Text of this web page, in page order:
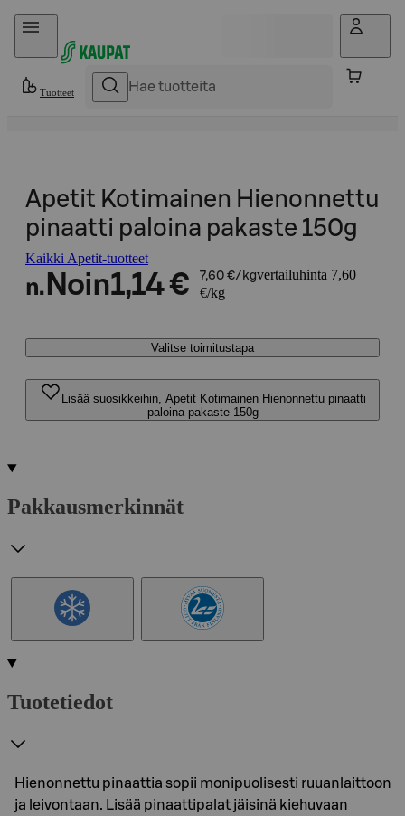
Hyppää sisältöön
Tuotteet
Apetit Kotimainen Hienonnettu
pinaatti paloina pakaste 150g
Kaikki Apetit-tuotteet
n. Noin1,14 € 7,60 €/kgvertailuhinta 7,60
€/kg
Valitse toimitustapa
Lisää suosikkeihin, Apetit Kotimainen Hienonnettu pinaatti
paloina pakaste 150g
Pakkausmerkinnät
Tuotetiedot
Hienonnettu pinaattia sopii monipuolisesti ruuanlaittoon
ja leivontaan. Lisää pinaattipalat jäisinä kiehuvaan